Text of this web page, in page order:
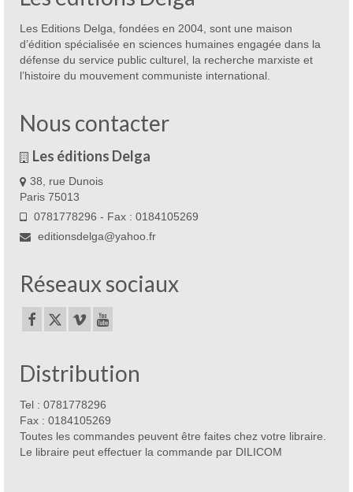
Les Editions Delga, fondées en 2004, sont une maison
d’édition spécialisée en sciences humaines engagée dans la
défense du service public culturel, la recherche marxiste et
l’histoire du mouvement communiste international.
Nous contacter
Les éditions Delga
38, rue Dunois
Paris 75013
0781778296 - Fax : 0184105269
editionsdelga@yahoo.fr
Réseaux sociaux
Distribution
Tel : 0781778296
Fax : 0184105269
Toutes les commandes peuvent être faites chez votre libraire.
Le libraire peut effectuer la commande par DILICOM